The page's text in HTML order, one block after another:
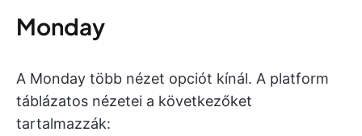
Monday
A Monday több nézet opciót kínál. A platform
táblázatos nézetei a következőket
tartalmazzák: